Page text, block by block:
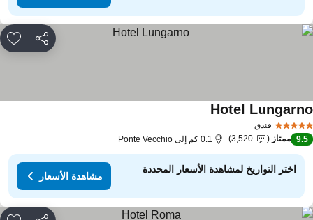
مشاركة
فندق
Hotel
9.5 ممتاز 3,520 0.1 كم إلى Ponte Vecchio
اختر التواريخ لمشاهدة الأسعار المحددة
مشاهدة الأسعار